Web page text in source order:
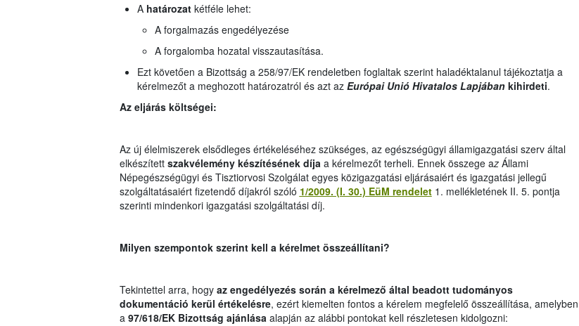
A határozatkétféle lehet:
A forgalmazás engedélyezése
A forgalomba hozatal visszautasítása.
Ezt követően a Bizottság a 258/97/EK rendeletben foglaltak szerint haladéktalanul tájékoztatja a
kérelmezőt a meghozott határozatról és azt az Európai Unió Hivatalos Lapjában kihirdeti.
Az eljárás költségei:
Az új élelmiszerek elsődleges értékeléséhez szükséges, az egészségügyi államigazgatási szerv által
elkészített szakvélemény készítésének díjaa kérelmezőt terheli. Ennek összege azÁllami
Népegészségügyi és Tisztiorvosi Szolgálat egyes közigazgatási eljárásaiért és igazgatási jellegű
szolgáltatásaiért fizetendő díjakról szóló 1/2009. (I. 30.) EüM rendelet1. mellékletének II. 5. pontja
szerinti mindenkori igazgatási szolgáltatási díj.
Milyen szempontok szerint kell a kérelmet összeállítani?
Tekintettel arra, hogy az engedélyezés során a kérelmező által beadott tudományos
dokumentáció kerül értékelésre, ezért kiemelten fontos a kérelem megfelelő összeállítása, amelyben
a97/618/EK Bizottság ajánlásaalapján az alábbi pontokat kell részletesen kidolgozni: